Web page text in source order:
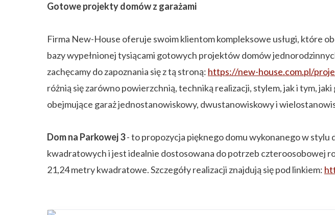
Gotowe projekty domów z garażami
Firma New-House oferuje swoim klientom kompleksowe usługi, które
bazy wypełnionej tysiącami gotowych projektów domów
zachęcamy do zapoznania się z tą stroną: https://new-house.com.pl/
różnią się zarówno powierzchnią, techniką realizacji, stylem, jak i tym,
obejmujące garaż jednostanowiskowy, dwustanowiskowy i
Dom na Parkowej 3- to propozycja pięknego domu wykonanego w
kwadratowych i jest idealnie dostosowana do potrzeb czteroosobowej
21,24 metry kwadratowe. Szczegóły realizacji znajdują się pod linkiem: